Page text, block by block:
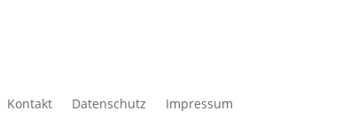
Kontakt Datenschutz Impressum